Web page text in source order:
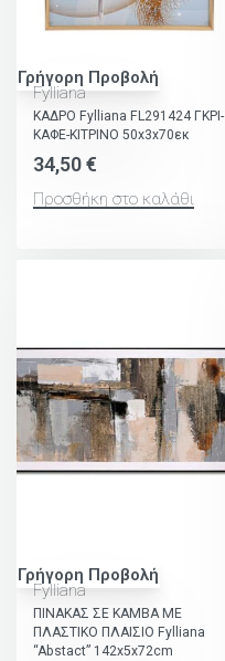
Γρήγορη Προβολή
Fylliana
ΚΑΔΡΟ Fylliana FL291424 ΓΚΡΙ-
ΚΑΦΕ-ΚΙΤΡΙΝΟ 50x3x70εκ
34,50€
Προσθήκη στο καλάθι
Γρήγορη Προβολή
Fylliana
ΠΙΝΑΚΑΣ ΣΕ ΚΑΜΒΑ ΜΕ
ΠΛΑΣΤΙΚΟ ΠΛΑΙΣΙΟ Fylliana
“Abstact” 142x5x72cm